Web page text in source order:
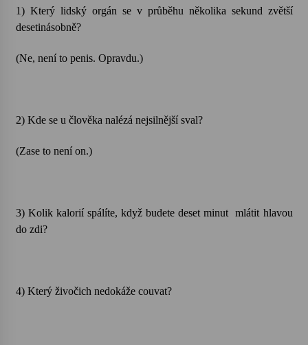
28. 7. 2026
28. 7. 2026
Letní koncerty ve Stromovce: Rufus Miller
17. 7. 2026
1) Který lidský orgán se v průběhu několika sekund zvětší
desetinásobně?
(Ne, není to penis. Opravdu.)
2) Kde se u člověka nalézá nejsilnější sval?
(Zase to není on.)
3) Kolik kalorií spálíte, když budete deset minut
mlátit hlavou
do zdi?
4) Který živočich nedokáže couvat?